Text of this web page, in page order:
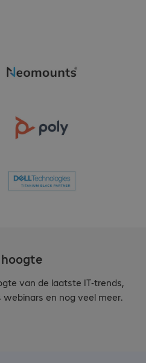
van de laatste IT-trends,
webinars en nog veel meer.